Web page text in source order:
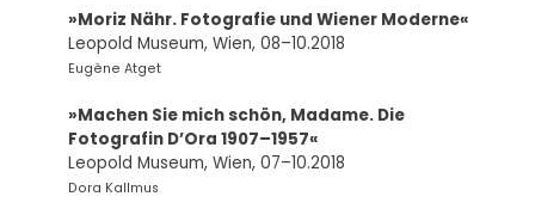
»Moriz Nähr. Fotografie und Wiener Moderne«
Leopold Museum, Wien, 08–10.2018
Eugène Atget
»Machen Sie mich schön, Madame. Die
Fotografin D’Ora 1907–1957«
Leopold Museum, Wien, 07–10.2018
Dora Kallmus